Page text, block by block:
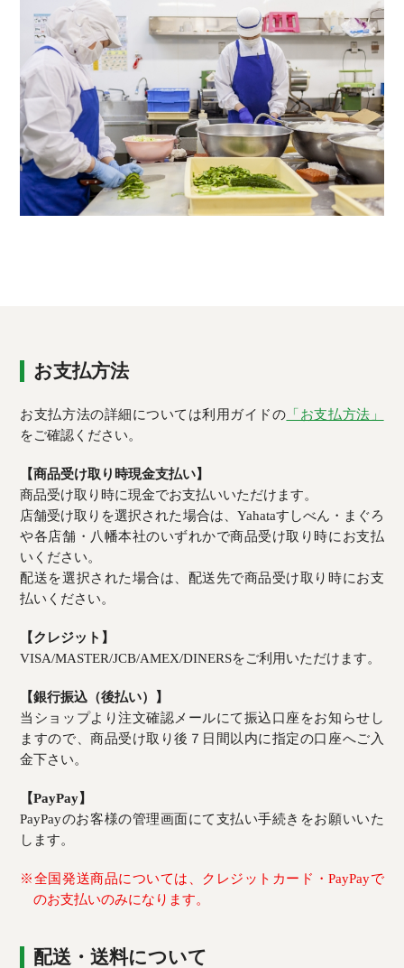
お支払方法
お支払方法の詳細については利用ガイドの 「お支払方法」
をご確認ください。
【商品受け取り時現金支払い】
商品受け取り時に現金でお支払いいただけます。
店舗受け取りを選択された場合は、Yahataすしべん・まぐろ
や各店舗・八幡本社のいずれかで商品受け取り時にお支払
いください。
配送を選択された場合は、配送先で商品受け取り時にお支
払いください。
【クレジット】
VISA/MASTER/JCB/AMEX/DINERSをご利用いただけます。
【銀行振込（後払い）】
当ショップより注文確認メールにて振込口座をお知らせし
ますので、商品受け取り後７日間以内に指定の口座へご入
金下さい。
【PayPay】
PayPayのお客様の管理画面にて支払い手続きをお願いいた
します。
※全国発送商品については、クレジットカード・PayPayで
のお支払いのみになります。
配送・送料について